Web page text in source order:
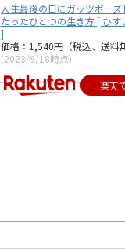
人生最後の日にガッツポー
たったひとつの生き方 [ ひす
]
価格：1,540円（税込、送料
(2023/9/18時点)
楽天